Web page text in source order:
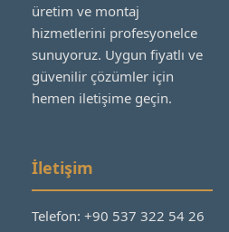
üretim ve montaj
hizmetlerini profesyonelce
sunuyoruz. Uygun fiyatlı ve
güvenilir çözümler için
hemen iletişime geçin.
İletişim
Telefon: +90 537 322 54 26